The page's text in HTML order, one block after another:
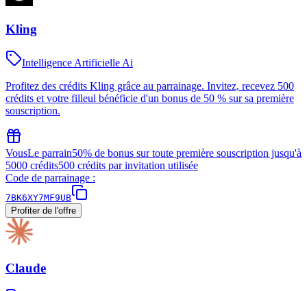
Kling
Intelligence Artificielle Ai
Profitez des crédits Kling grâce au parrainage. Invitez, recevez 500
crédits et votre filleul bénéficie d'un bonus de 50 % sur sa première
souscription.
VousLe parrain50% de bonus sur toute première souscription jusqu'à
5000 crédits500 crédits par invitation utilisée
Code de parrainage :
7BK6XY7MF9UB
Profiter de l'offre
Claude